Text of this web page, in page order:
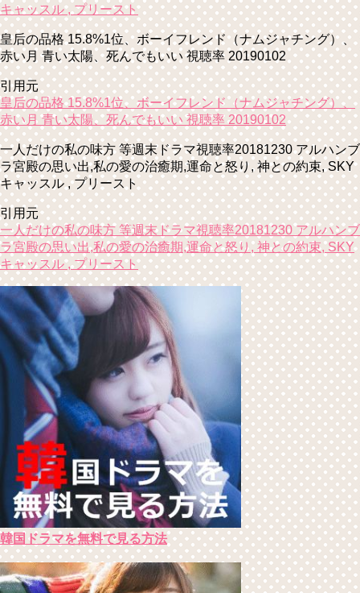
キャッスル , プリースト
皇后の品格 15.8%1位、ボーイフレンド（ナムジャチング）、
赤い月 青い太陽、死んでもいい 視聴率 20190102
引用元
皇后の品格 15.8%1位、ボーイフレンド（ナムジャチング）、
赤い月 青い太陽、死んでもいい 視聴率 20190102
一人だけの私の味方 等週末ドラマ視聴率20181230 アルハンブ
ラ宮殿の思い出,私の愛の治癒期,運命と怒り, 神との約束, SKY
キャッスル , プリースト
引用元
一人だけの私の味方 等週末ドラマ視聴率20181230 アルハンブ
ラ宮殿の思い出,私の愛の治癒期,運命と怒り, 神との約束, SKY
キャッスル , プリースト
韓国ドラマを無料で見る方法